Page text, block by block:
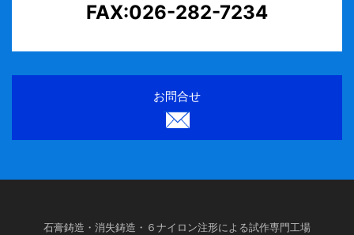
FAX:026-282-7234
お問合せ
石膏鋳造・消失鋳造・６ナイロン注形による試作専門工場